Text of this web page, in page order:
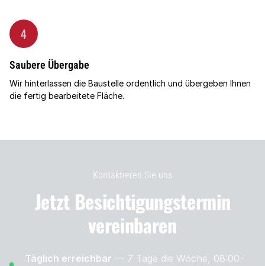
4
Saubere Übergabe
Wir hinterlassen die Baustelle ordentlich und übergeben Ihnen
die fertig bearbeitete Fläche.
Kontaktieren Sie uns
Jetzt Besichtigungs­termin
vereinbaren
Täglich erreichbar — 7 Tage die Woche, 08:00–